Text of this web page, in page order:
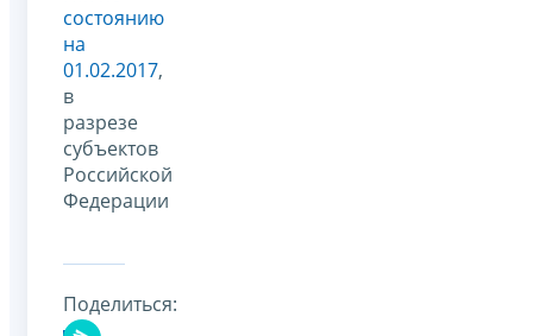
состоянию
на
01.02.2017,
в
разрезе
субъектов
Российской
Федерации
Поделиться: